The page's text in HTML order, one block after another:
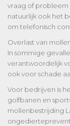
vraag of
natuurlijk ook het
om telefonisch
Overlast van
In sommige
verantwoordelijk
ook voor schade
Voor bedrijven is
golfbanen en
mollenbestrijding